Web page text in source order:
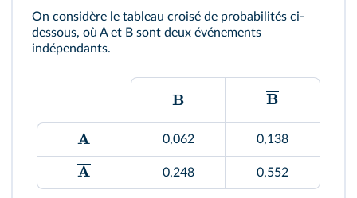
On considère le tableau croisé de probabilités ci-
dessous, où A et B sont deux événements
indépendants.
B B
A 0,062 0,138
A 0,248 0,552